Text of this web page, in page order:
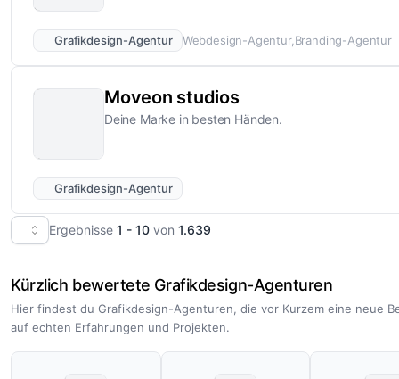
Grafikdesign-Agentur Webdesign-Agentur Branding-Agentur
Moveon studios
Deine Marke in besten Händen.
Grafikdesign-Agentur
Ergebnisse 1 - 10 von 1.639
Kürzlich bewertete Grafikdesign-Agenturen
Hier findest du Grafikdesign-Agenturen, die vor Kurzem eine neue
auf echten Erfahrungen und Projekten.